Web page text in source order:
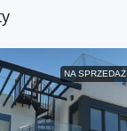
NA SPRZEDAŻ